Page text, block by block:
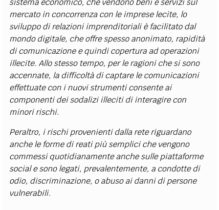
sistema economico, che vendono beni e servizi sul
mercato in concorrenza con le imprese lecite, lo
sviluppo di relazioni imprenditoriali è facilitato dal
mondo digitale, che offre spesso anonimato, rapidità
di comunicazione e quindi copertura ad operazioni
illecite. Allo stesso tempo, per le ragioni che si sono
accennate, la difficoltà di captare le comunicazioni
effettuate con i nuovi strumenti consente ai
componenti dei sodalizi illeciti di interagire con
minori rischi.
Peraltro, i rischi provenienti dalla rete riguardano
anche le forme di reati più semplici che vengono
commessi quotidianamente anche sulle piattaforme
social e sono legati, prevalentemente, a condotte di
odio, discriminazione, o abuso ai danni di persone
vulnerabili.